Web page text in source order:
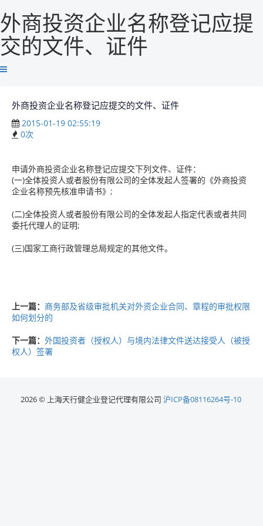
外商投资企业名称登记应提
交的文件、证件
外商投资企业名称登记应提交的文件、证件
2015-01-19 02:55:19
0次
申请外商投资企业名称登记应提交下列文件、证件：
(一)全体投资人或者股份有限公司的全体发起人签署的《外商投资
企业名称预先核准申请书》;
(二)全体投资人或者股份有限公司的全体发起人指定代表或者共同
委托代理人的证明;
(三)国家工商行政管理总局规定的其他文件。
上一篇： 商务部及省级审批机关对外资企业合同、章程的审批权限
如何划分的
下一篇： 外国投资者（授权人）与境内法律文件送达接受人（被授
权人）签署
2026 © 上海天行健企业登记代理有限公司 沪ICP备08116264号-10